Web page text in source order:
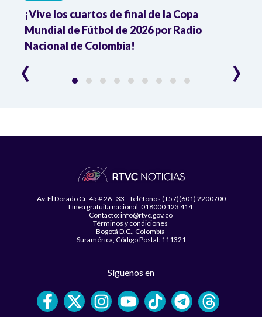
¡Vive los cuartos de final de la Copa
Mundial de Fútbol de 2026 por Radio
Nacional de Colombia!
‹ ›
Av. El Dorado Cr. 45 # 26 - 33 - Teléfonos (+57)(601) 2200700
Línea gratuita nacional: 018000 123 414
Contacto: info@rtvc.gov.co
Términos y condiciones
Bogotá D.C., Colombia
Suramérica, Código Postal: 111321
Síguenos en